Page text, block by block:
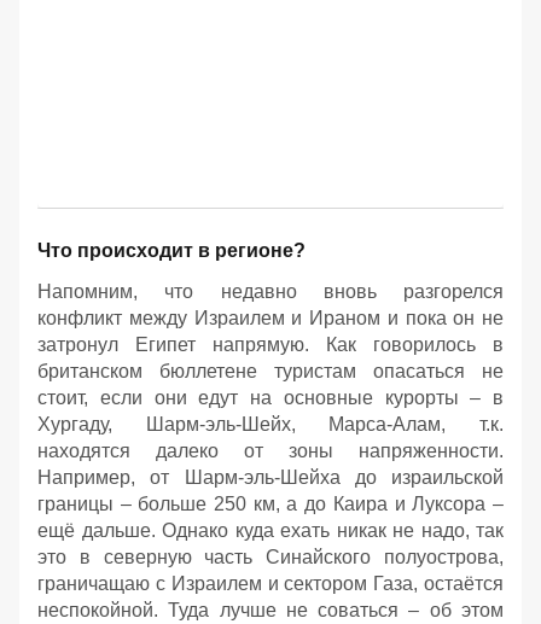
Что происходит в регионе?
Напомним, что недавно вновь разгорелся
конфликт между Израилем и Ираном и пока он не
затронул Египет напрямую. Как говорилось в
британском бюллетене туристам опасаться не
стоит, если они едут на основные курорты – в
Хургаду, Шарм-эль-Шейх, Марса-Алам, т.к.
находятся далеко от зоны напряженности.
Например, от Шарм-эль-Шейха до израильской
границы – больше 250 км, а до Каира и Луксора –
ещё дальше. Однако куда ехать никак не надо, так
это в северную часть Синайского полуострова,
граничащаю с Израилем и сектором Газа, остаётся
неспокойной. Туда лучше не соваться – об этом